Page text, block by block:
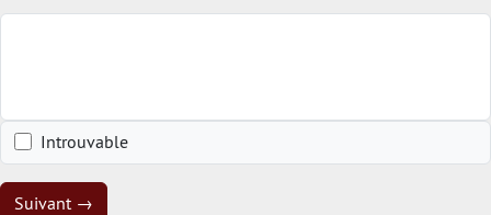
Introuvable
Suivant →